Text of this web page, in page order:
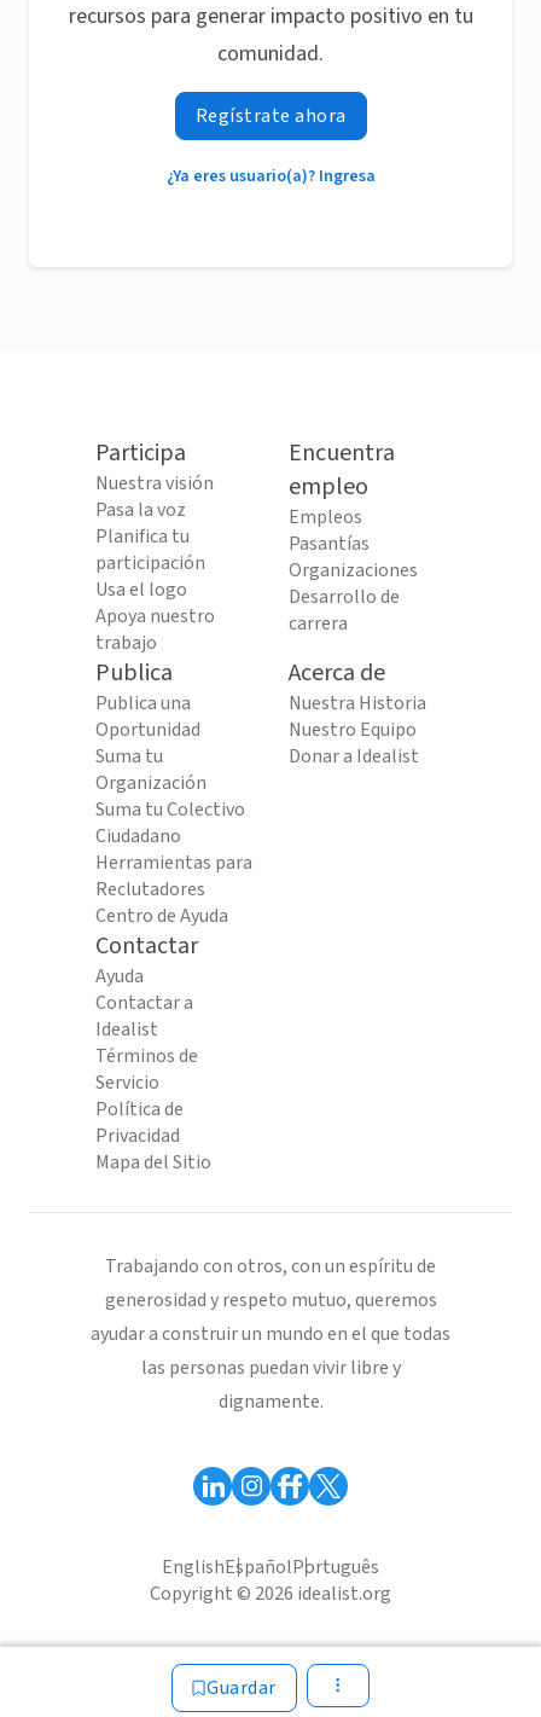
recursos para generar impacto positivo en tu
comunidad.
Regístrate ahora
¿Ya eres usuario(a)? Ingresa
Guardar
Participa
Nuestra visión
Pasa la voz
Planifica tu
participación
Usa el logo
Apoya nuestro
trabajo
Encuentra
empleo
Empleos
Pasantías
Organizaciones
Desarrollo de
carrera
Publica
Publica una
Oportunidad
Suma tu
Organización
Suma tu Colectivo
Ciudadano
Herramientas para
Reclutadores
Centro de Ayuda
Acerca de
Nuestra Historia
Nuestro Equipo
Donar a Idealist
Contactar
Ayuda
Contactar a
Idealist
Términos de
Servicio
Política de
Privacidad
Mapa del Sitio
Trabajando con otros, con un espíritu de
generosidad y respeto mutuo, queremos
ayudar a construir un mundo en el que todas
las personas puedan vivir libre y
dignamente.
EnglishEspañolPortuguês
Copyright © 2026 idealist.org